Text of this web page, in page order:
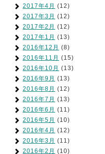
2017年4月 (12)
2017年3月 (12)
2017年2月 (12)
2017年1月 (13)
2016年12月 (8)
2016年11月 (15)
2016年10月 (13)
2016年9月 (13)
2016年8月 (12)
2016年7月 (13)
2016年6月 (11)
2016年5月 (10)
2016年4月 (12)
2016年3月 (11)
2016年2月 (10)